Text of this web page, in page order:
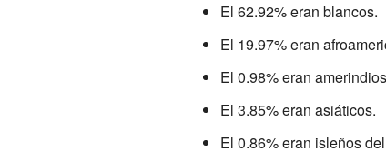
El 62.92% eran blancos.
El 19.97% eran
El 0.98% eran
El 3.85% eran asiáticos.
El 0.86% eran isleños